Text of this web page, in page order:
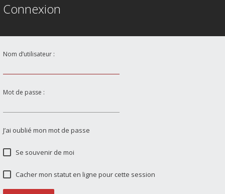
Connexion
Nom d’utilisateur :
Mot de passe :
J’ai oublié mon mot de passe
Se souvenir de moi
Cacher mon statut en ligne pour cette session